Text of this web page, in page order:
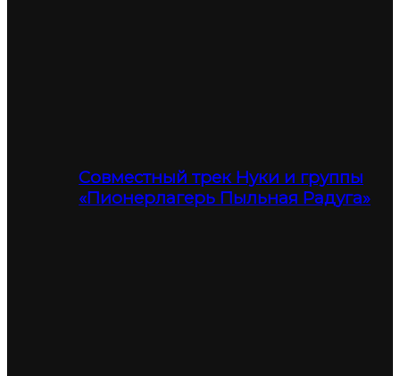
Совместный трек Нуки и группы
«Пионерлагерь Пыльная Радуга»